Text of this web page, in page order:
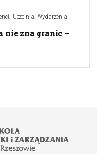
, Uczelnia, Wydarzenia
nie zna granic –